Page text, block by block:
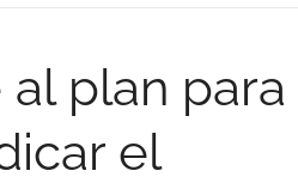
plan para
el